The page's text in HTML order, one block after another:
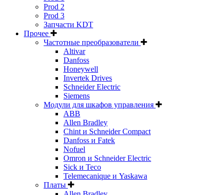
Prod 2
Prod 3
Запчасти KDT
Прочее
Частотные преобразователи
Altivar
Danfoss
Honeywell
Invertek Drives
Schneider Electric
Siemens
Модули для шкафов управления
ABB
Allen Bradley
Chint и Schneider Compact
Danfoss и Fatek
Nofuel
Omron и Schneider Electric
Sick и Teco
Telemecanique и Yaskawa
Платы